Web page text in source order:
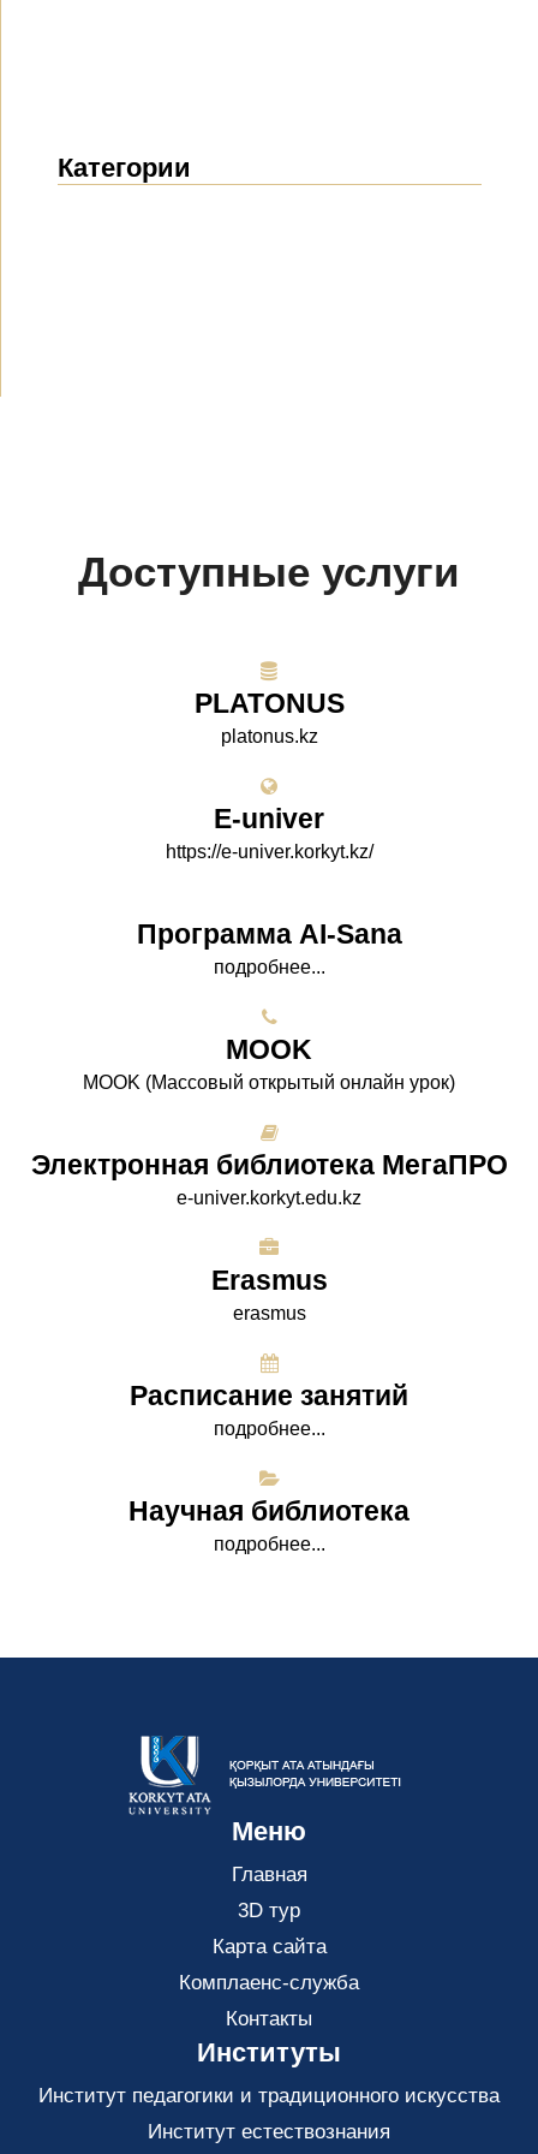
Категории
Доступные услуги
PLATONUS
platonus.kz
E-univer
https://e-univer.korkyt.kz/
Программа AI-Sana
подробнее...
МООK
МООK (Массовый открытый онлайн урок)
Электронная библиотека МегаПРО
e-univer.korkyt.edu.kz
Erasmus
erasmus
Расписание занятий
подробнее...
Научная библиотека
подробнее...
Меню
Главная
3D тур
Карта сайта
Комплаенс-служба
Контакты
Институты
Институт педагогики и традиционного искусства
Институт естествознания